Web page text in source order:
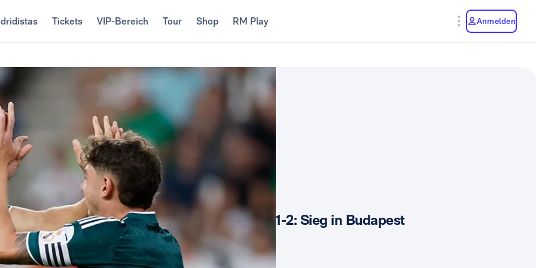
Tickets VIP-Bereich Tour Shop RM Play Anmelden
1-2: Sieg in Budapest